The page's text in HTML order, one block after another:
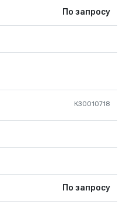
По запросу
КЗ0010718
По запросу